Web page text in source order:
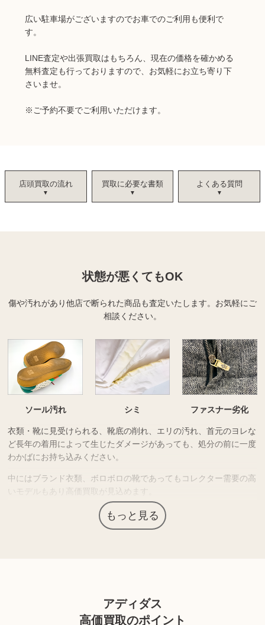
広い駐車場がございますのでお車でのご利用も便利で
す。
LINE査定や出張買取はもちろん、現在の価格を確かめる
無料査定も行っておりますので、お気軽にお立ち寄り下
さいませ。
※ ご予約不要でご利用いただけます。
店頭買取の流れ 買取に必要な書類 よくある質問
状態が悪くてもOK
傷や汚れがあり他店で断られた商品も査定いたします。 お気軽にご
相談ください。
ソール汚れ シミ ファスナー劣化
衣類・靴に見受けられる、靴底の削れ、エリの汚れ、首元のヨレな
ど長年の着用によって生じたダメージがあっても、処分の前に一度
わかばにお持ち込みください。
中にはブランド衣類、ボロボロの靴であってもコレクター需要の高
いモデルもあり高価買取が見込めます。
無料査定にて現在の価値をお確かめいただけます。
す。詳しくは店舗までお問い合わせください。
もっと見る
アディダス
高価買取のポイント